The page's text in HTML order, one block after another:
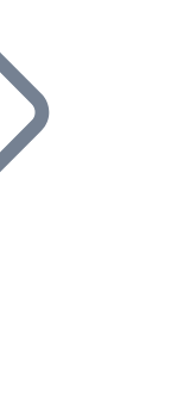
entreprise et
et
service